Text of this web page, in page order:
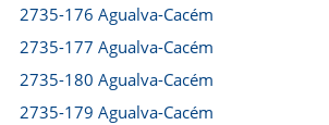
2735-176 Agualva-Cacém
2735-177 Agualva-Cacém
2735-180 Agualva-Cacém
2735-179 Agualva-Cacém